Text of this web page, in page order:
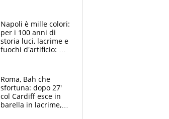
bigliettini
Napoli è mille colori:
per i 100 anni di
storia luci, lacrime e
fuochi d'artificio: De
Roma, Bah che
sfortuna: dopo 27'
col Cardiff esce in
barella in lacrime,